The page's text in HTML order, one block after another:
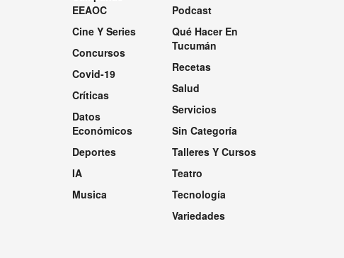
EEAOC
Cine Y Series
Concursos
Covid-19
Críticas
Datos
Económicos
Deportes
IA
Musica
Podcast
Qué Hacer En
Tucumán
Recetas
Salud
Servicios
Sin Categoría
Talleres Y Cursos
Teatro
Tecnología
Variedades